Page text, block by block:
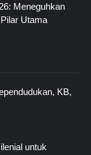
Meneguhkan
Utama
KB,
untuk